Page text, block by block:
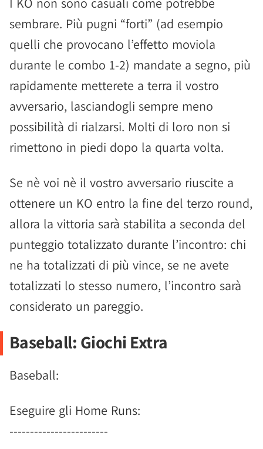
sembrare. Più pugni “forti” (ad esempio
quelli che provocano l’effetto moviola
durante le combo 1-2) mandate a segno, più
rapidamente metterete a terra il vostro
avversario, lasciandogli sempre meno
possibilità di rialzarsi. Molti di loro non si
rimettono in piedi dopo la quarta volta.
Se nè voi nè il vostro avversario riuscite a
ottenere un KO entro la fine del terzo round,
allora la vittoria sarà stabilita a seconda del
punteggio totalizzato durante l’incontro: chi
ne ha totalizzati di più vince, se ne avete
totalizzati lo stesso numero, l’incontro sarà
considerato un pareggio.
Baseball: Giochi Extra
Baseball:
Eseguire gli Home Runs:
------------------------